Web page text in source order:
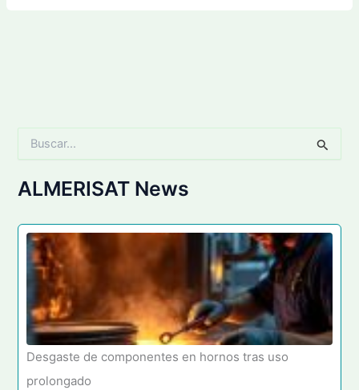
c
a
p
ALMERISAT News
Desgaste de componentes en hornos tras uso
prolongado